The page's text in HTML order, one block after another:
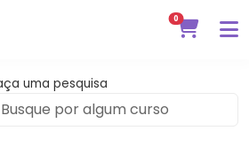
0
uma pesquisa